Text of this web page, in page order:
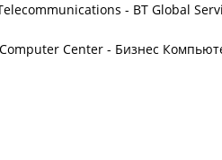
- BT Global
Center - Бизнес